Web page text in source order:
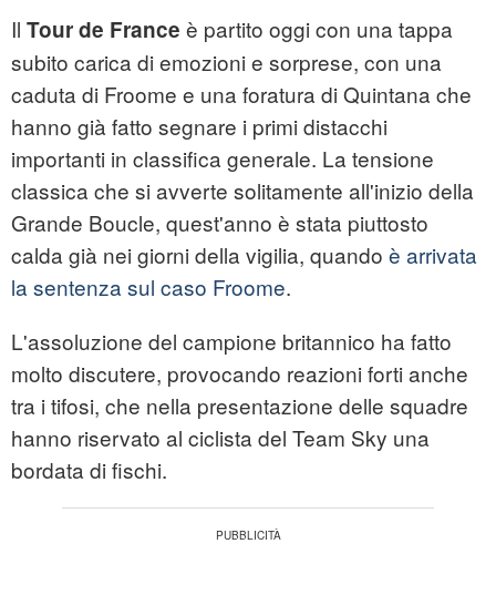
Il Tour de France è partito oggi con una tappa
subito carica di emozioni e sorprese, con una
caduta di Froome e una foratura di Quintana che
hanno già fatto segnare i primi distacchi
importanti in classifica generale. La tensione
classica che si avverte solitamente all'inizio della
Grande Boucle, quest'anno è stata piuttosto
calda già nei giorni della vigilia, quando è arrivata
la sentenza sul caso Froome.
L'assoluzione del campione britannico ha fatto
molto discutere, provocando reazioni forti anche
tra i tifosi, che nella presentazione delle squadre
hanno riservato al ciclista del Team Sky una
bordata di fischi.